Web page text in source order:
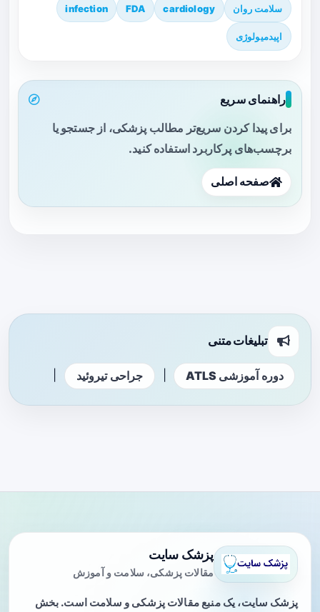
سلامت روان cardiology
FDA
infection
اپیدمیولوژی
راهنمای سریع
برای پیدا کردن سریع‌تر مطالب پزشکی، از جستجو یا
برچسب‌های پرکاربرد استفاده کنید.
صفحه اصلی
تبلیغات متنی
دوره آموزشی ATLS جراحی تیروئید
پزشک سایت
مقالات پزشکی، سلامت و آموزش
پزشک سایت، یک منبع مقالات پزشکی و سلامت است. بخش